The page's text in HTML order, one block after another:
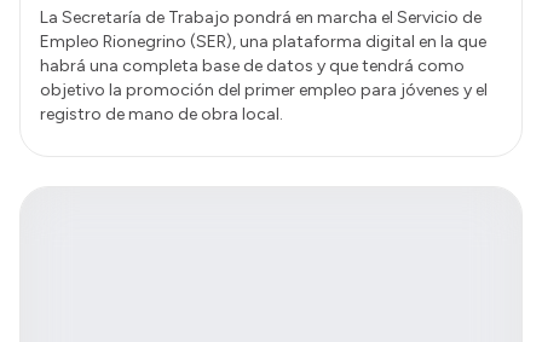
La Secretaría de Trabajo pondrá en marcha el Servicio de
Empleo Rionegrino (SER), una plataforma digital en la que
habrá una completa base de datos y que tendrá como
objetivo la promoción del primer empleo para jóvenes y el
registro de mano de obra local.